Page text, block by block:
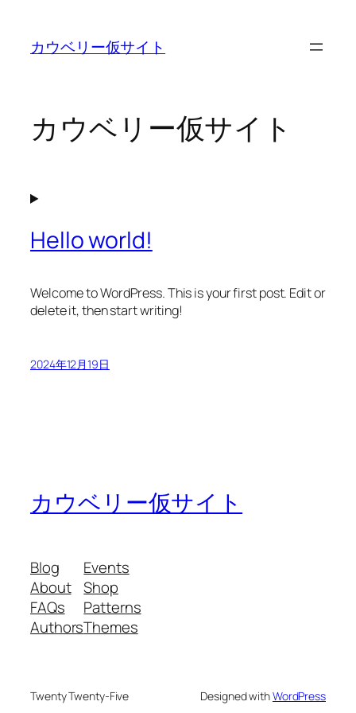
カウベリー仮サイト
カウベリー仮サイト
Hello world!
Welcome to WordPress. This is your first post. Edit or
delete it, then start writing!
2024年12月19日
カウベリー仮サイト
Blog
About
FAQs
Authors
Events
Shop
Patterns
Themes
Twenty Twenty-Five Designed withWordPress